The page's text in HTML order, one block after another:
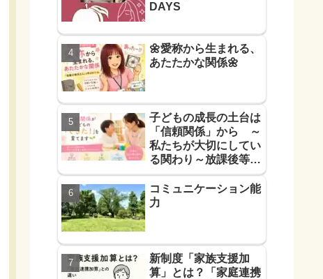
DAYS
🌼愛称から生まれる、
あたたかな関係🌼
子どもの成長の土台は
「信頼関係」から ～
私たちが大切にしてい
る関わり～放課後等デ
イサービス
コミュニケーション能
力
新制度「家族支援加
算」とは？「家庭連携